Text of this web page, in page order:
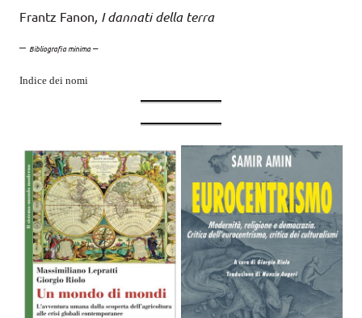
Frantz Fanon, I dannati della terra
– Bibliografia minima–
Indice dei nomi